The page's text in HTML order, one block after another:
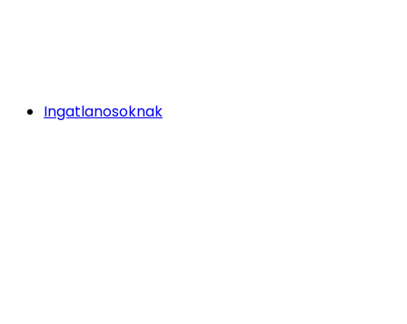
Ingatlanosoknak